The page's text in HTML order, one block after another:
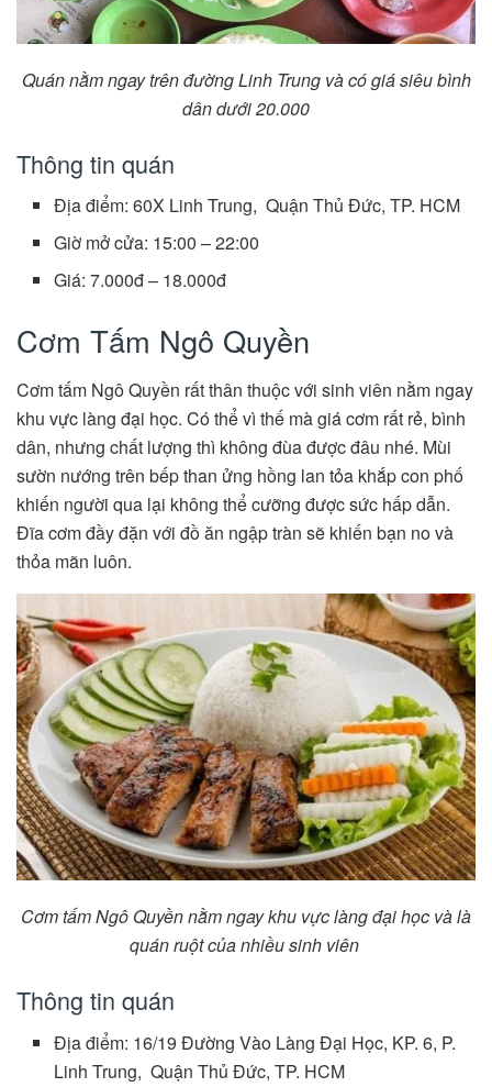
Quán nằm ngay trên đường Linh Trung và có giá siêu bình
dân dưới 20.000
Thông tin quán
Địa điểm: 60X Linh Trung, Quận Thủ Đức, TP. HCM
Giờ mở cửa: 15:00 – 22:00
Giá: 7.000đ – 18.000đ
Cơm Tấm Ngô Quyền
Cơm tấm Ngô Quyền rất thân thuộc với sinh viên nằm ngay
khu vực làng đại học. Có thể vì thế mà giá cơm rất rẻ, bình
dân, nhưng chất lượng thì không đùa được đâu nhé. Mùi
sườn nướng trên bếp than ửng hồng lan tỏa khắp con phố
khiến người qua lại không thể cưỡng được sức hấp dẫn.
Đĩa cơm đầy đặn với đồ ăn ngập tràn sẽ khiến bạn no và
thỏa mãn luôn.
Cơm tấm Ngô Quyền nằm ngay khu vực làng đại học và là
quán ruột của nhiều sinh viên
Thông tin quán
Địa điểm: 16/19 Đường Vào Làng Đại Học, KP. 6, P.
Linh Trung, Quận Thủ Đức, TP. HCM